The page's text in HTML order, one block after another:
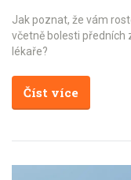
Jak poznat, že vám
včetně bolesti předních
lékaře?
Číst více